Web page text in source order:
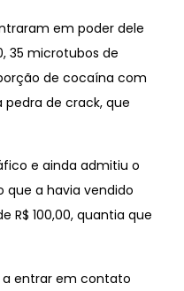
em poder dele
35 microtubos de
de cocaína com
pedra de crack, que
e ainda admitiu o
a havia vendido
R$ 100,00, quantia que
entrar em contato